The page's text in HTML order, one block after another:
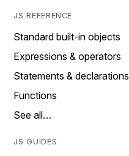
JS REFERENCE
Standard built-in objects
Expressions & operators
Statements & declarations
Functions
See all…
JS GUIDES